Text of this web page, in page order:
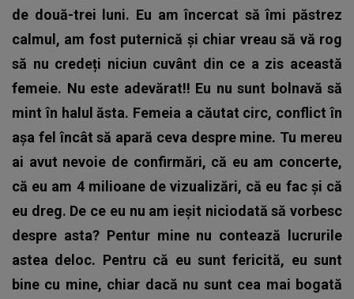
de două-trei luni. Eu am încercat să îmi păstrez
calmul, am fost puternică și chiar vreau să vă rog
să nu credeți niciun cuvânt din ce a zis această
femeie. Nu este adevărat!! Eu nu sunt bolnavă să
mint în halul ăsta. Femeia a căutat circ, conflict în
așa fel încât să apară ceva despre mine. Tu mereu
ai avut nevoie de confirmări, că eu am concerte,
că eu am 4 milioane de vizualizări, că eu fac și că
eu dreg. De ce eu nu am ieșit niciodată să vorbesc
despre asta? Pentur mine nu contează lucrurile
astea deloc. Pentru că eu sunt fericită, eu sunt
bine cu mine, chiar dacă nu sunt cea mai bogată